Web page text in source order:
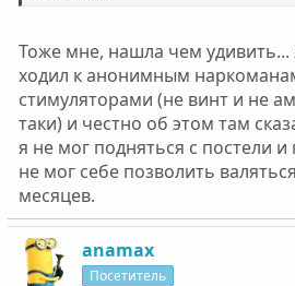
Тоже мне, нашла чем
ходил к анонимным
стимуляторами (не винт и не
таки) и честно об этом там
я не мог подняться с постели
не мог себе позволить
месяцев.
anamax
Посетитель